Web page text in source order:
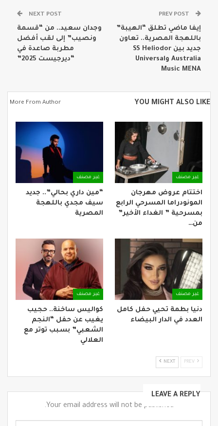
إيفا ماضي تطلق “الهيبة”
باللهجة المصرية.. تعاون
جديد بين SS Heliodor
Australia وUniversal
Music MENA
NEXT POST
وجدان سعيد.. من “قسمة
ونصيب” إلى لقب أفضل
مطربة صاعدة في
“ديرجيست 2025”
YOU MIGHT ALSO LIKE
More From Author
غير مصنف
اختتام عروض مهرجان
المونودراما المسرحي الرابع
بمسرحية ” الغداء الأخير”
من…
غير مصنف
“مين داري بحالي”.. جديد
سيف مجدي باللهجة
المصرية
غير مصنف
دنيا بطمة تحيي حفل كامل
العدد في الدار البيضاء
غير مصنف
كواليس ساخنة.. حجيب
يغيب عن حفل “النجم
الشعبي” بسبب توتر مع
العلالي
NEXT
LEAVE A REPLY
Your email address will not be published.